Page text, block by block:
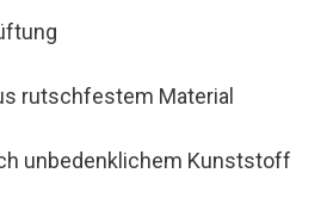
rutschfestem Material
unbedenklichem Kunststoff